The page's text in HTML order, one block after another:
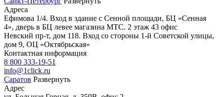
Адреса
Ефимова 1/4. Вход в здание с Сенной площади, БЦ «Сенная
4», дверь в БЦ левее магазина МТС. 2 этаж 43 офис
Невский пр-т, дом 118. Вход со стороны 1-й Советской улицы,
дом 9, ОЦ «Октябрьская»
Контактная информация
8 800 333-19-51
info@1click.ru
Саратов Развернуть
Адрес